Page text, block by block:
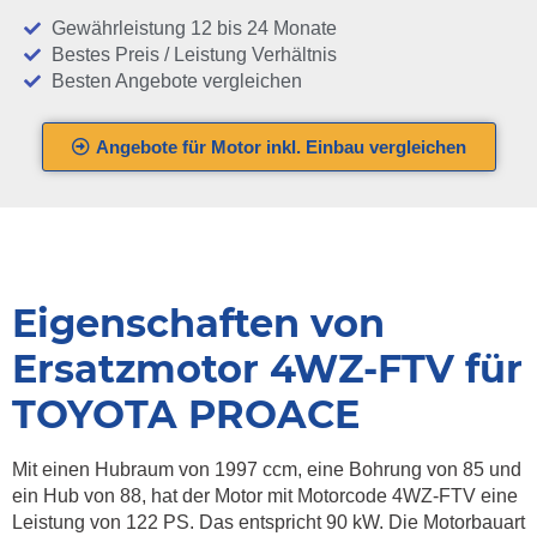
Gewährleistung 12 bis 24 Monate
Bestes Preis / Leistung Verhältnis
Besten Angebote vergleichen
Angebote für Motor inkl. Einbau vergleichen
Eigenschaften von
Ersatzmotor 4WZ-FTV für
TOYOTA PROACE
Mit einen Hubraum von 1997 ccm, eine Bohrung von 85 und
ein Hub von 88, hat der Motor mit Motorcode 4WZ-FTV eine
Leistung von 122 PS. Das entspricht 90 kW. Die Motorbauart